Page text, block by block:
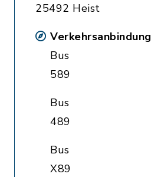
25492 Heist
Verkehrsanbindung
Bus
589
Bus
489
Bus
X89